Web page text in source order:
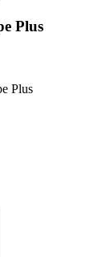
Plus
Plus